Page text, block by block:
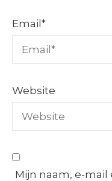
Email*
Website
Mijn naam, e-mail